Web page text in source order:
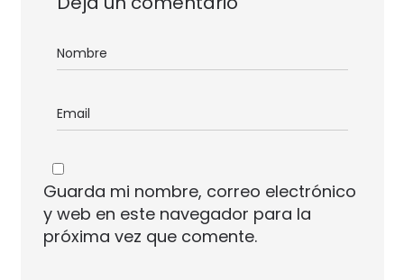
Guarda mi nombre, correo electrónico
y web en este navegador para la
próxima vez que comente.